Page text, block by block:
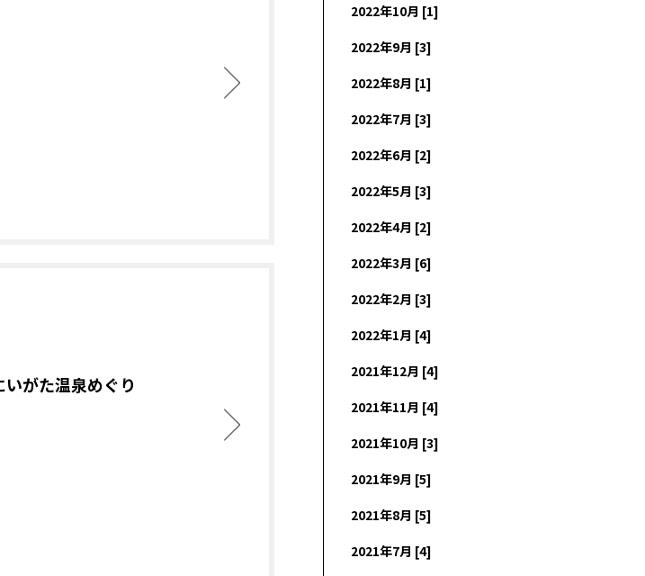
がた温泉めぐり
2022年10月 [1]
2022年9月 [3]
2022年8月 [1]
2022年7月 [3]
2022年6月 [2]
2022年5月 [3]
2022年4月 [2]
2022年3月 [6]
2022年2月 [3]
2022年1月 [4]
2021年12月 [4]
2021年11月 [4]
2021年10月 [3]
2021年9月 [5]
2021年8月 [5]
2021年7月 [4]